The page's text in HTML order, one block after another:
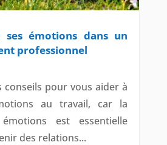
ses émotions dans un
professionnel
conseils pour vous aider à
au travail, car la
est essentielle
des relations...